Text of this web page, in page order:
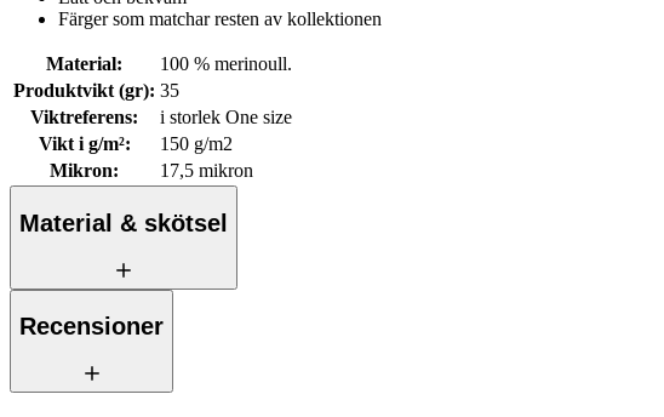
Färger som matchar resten av kollektionen
Material:
100 % merinoull.
Produktvikt (gr): 35
Viktreferens:
i storlek One size
Vikt i g/m²:
150 g/m2
Mikron: 17,5 mikron
Material & skötsel
Recensioner